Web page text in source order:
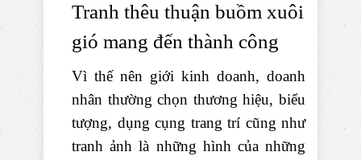
Tranh thêu thuận buồm xuôi
gió mang đến thành công
Vì thế nên giới kinh doanh, doanh
nhân thường chọn thương hiệu, biểu
tượng, dụng cụng trang trí cũng như
tranh ảnh là những hình của những